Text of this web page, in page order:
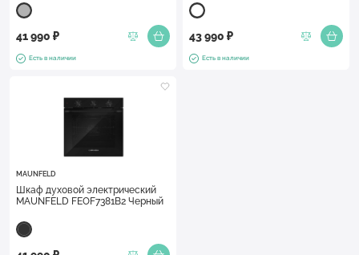
41 990 ₽
Есть в наличии
43 990 ₽
Есть в наличии
MAUNFELD
Шкаф духовой электрический
MAUNFELD FEOF7381B2 Черный